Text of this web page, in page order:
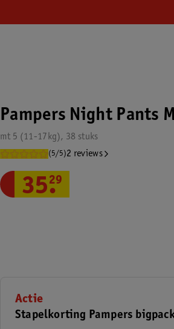
Pampers Night Pants
mt 5 (11-17kg), 38 stuks
(5/5)2 reviews
35.
29
Actie
Stapelkorting Pampers